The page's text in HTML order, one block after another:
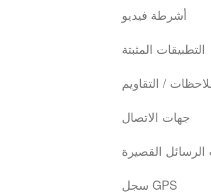
أشرطة فيديو
التطبيقات المثبتة
/ التقاويم
جهات الاتصال
القصيرة
سجل GPS